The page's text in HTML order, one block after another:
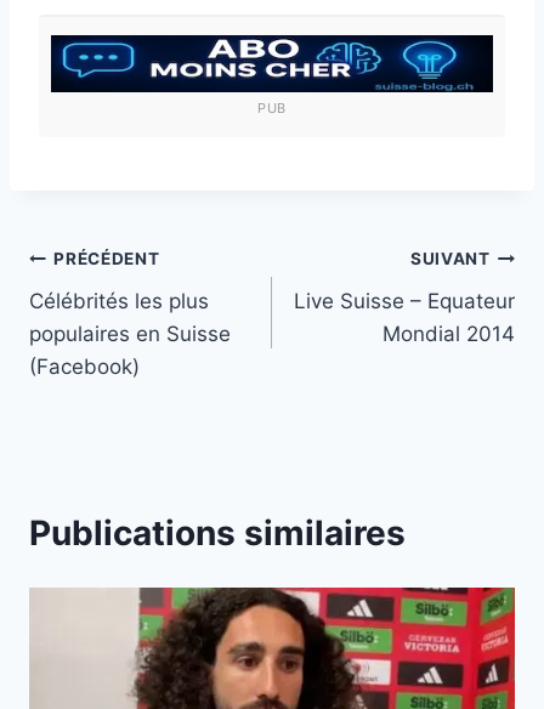
publication :
PUB
Navigation
de
l’article
PRÉCÉDENT
Célébrités les plus
populaires en Suisse
(Facebook)
SUIVANT
Live Suisse – Equateur
Mondial 2014
Publications similaires